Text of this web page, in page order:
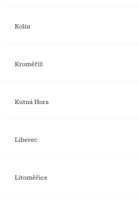
Kolín
Kroměříž
Kutná Hora
Liberec
Litoměřice